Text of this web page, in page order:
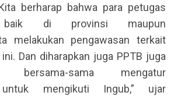
berharap bahwa para petugas
baik di provinsi maupun
melakukan pengawasan terkait
Dan diharapkan juga PPTB juga
bersama-sama mengatur
untuk mengikuti Ingub,” ujar